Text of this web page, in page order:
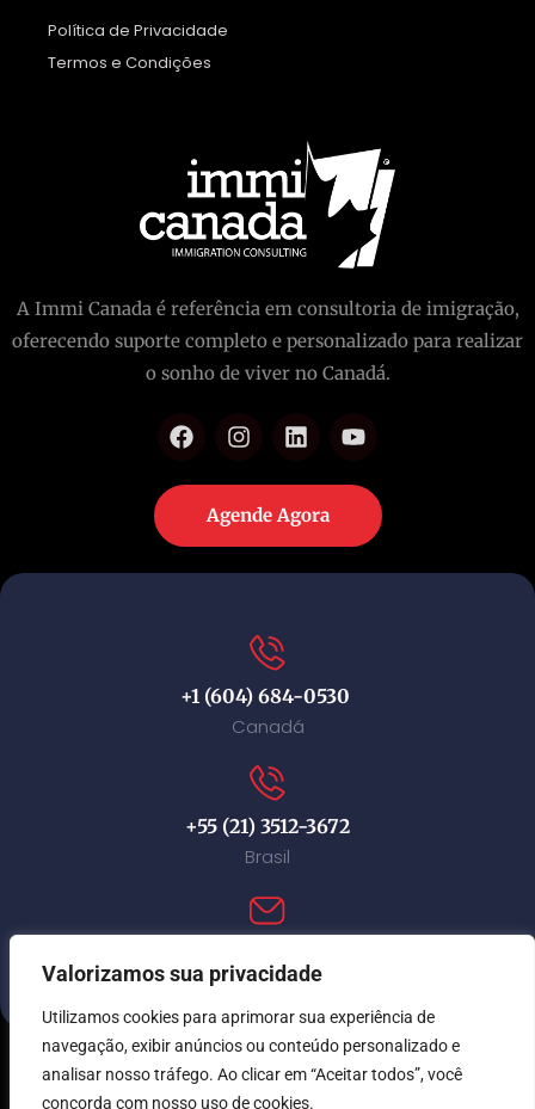
Valorizamos sua privacidade
Utilizamos cookies para aprimorar sua experiência de
navegação, exibir anúncios ou conteúdo personalizado e
analisar nosso tráfego. Ao clicar em “Aceitar todos”, você
concorda com nosso uso de cookies.
Política de Privacidade
Termos e Condições
A Immi Canada é referência em consultoria de imigração,
oferecendo suporte completo e personalizado para realizar
o sonho de viver no Canadá.
Agende Agora
+1 (604) 684-0530
Canadá
+55 (21) 3512-3672
Brasil
© Immi Canada 2026. Todos os direitos reservados.